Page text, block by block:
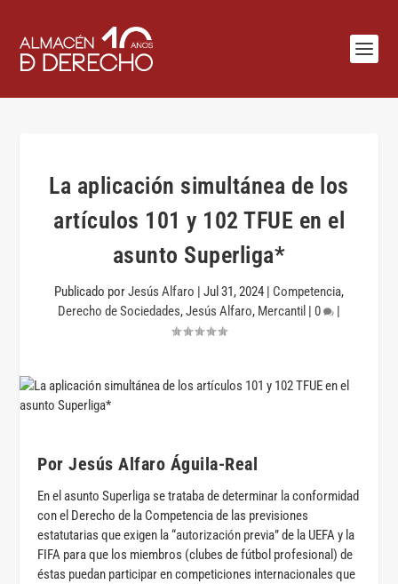
La aplicación simultánea de los
artículos 101 y 102 TFUE en el
asunto Superliga*
Publicado porJesús Alfaro | Jul 31, 2024 | Competencia,
Derecho de Sociedades,Jesús Alfaro, Mercantil | 0 |
Por Jesús Alfaro Águila-Real
En el asunto Superliga se trataba de determinar la conformidad
con el Derecho de la Competencia de las previsiones
estatutarias que exigen la “autorización previa” de la UEFA y la
FIFA para que los miembros (clubes de fútbol profesional) de
éstas puedan participar en competiciones internacionales que